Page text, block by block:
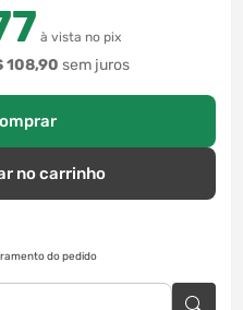
à vista no pix
108,90 sem juros
no carrinho
do pedido